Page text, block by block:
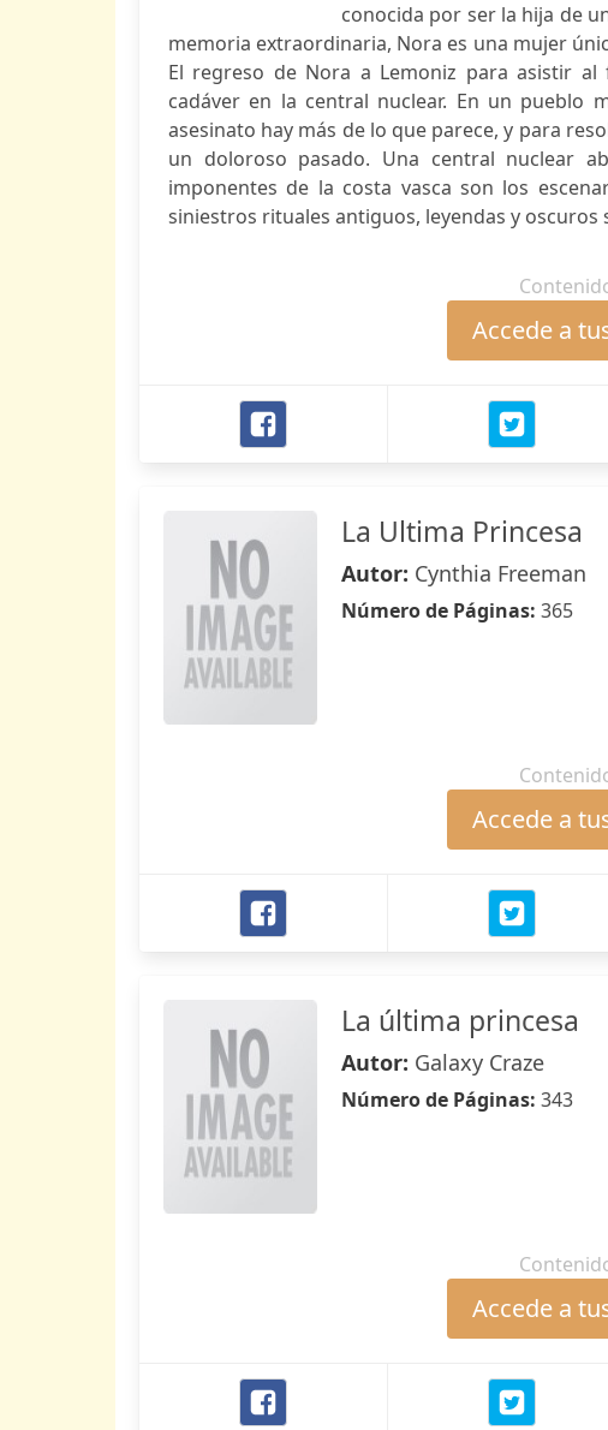
conocida por ser la hija de
memoria extraordinaria, Nora es una mujer
El regreso de Nora a Lemoniz para asistir
cadáver en la central nuclear. En un pueblo
asesinato hay más de lo que parece, y para
un doloroso pasado. Una central nuclear
imponentes de la costa vasca son los
siniestros rituales antiguos, leyendas y oscuros
Accede a
La Ultima Princesa
Autor: Cynthia Freeman
Número de Páginas: 365
Accede a
La última princesa
Autor: Galaxy Craze
Número de Páginas: 343
Accede a